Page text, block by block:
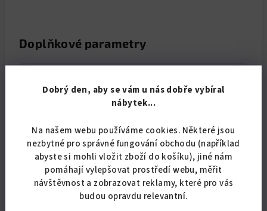
Dobrý den, aby se vám u nás dobře vybíral
nábytek...
Na našem webu používáme cookies. Některé jsou
nezbytné pro správné fungování obchodu (například
abyste si mohli vložit zboží do košíku), jiné nám
pomáhají vylepšovat prostředí webu, měřit
návštěvnost a zobrazovat reklamy, které pro vás
budou opravdu relevantní.
Doplňkové parametry
Záruka:
2 roky
nábytku:
modrá,šedá
?
Materiál
čalounění: savana
?
rozměr lehací
180x200 cm